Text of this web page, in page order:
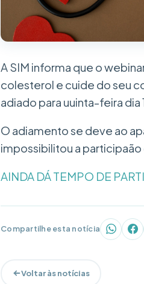
A SIM informa que o
colesterol e cuide do seu
adiado para uuinta-feira
O adiamento se deve ao
impossibilitou a
AINDA DÁ TEMPO DE
Compartilhe esta notícia
Voltar às notícias